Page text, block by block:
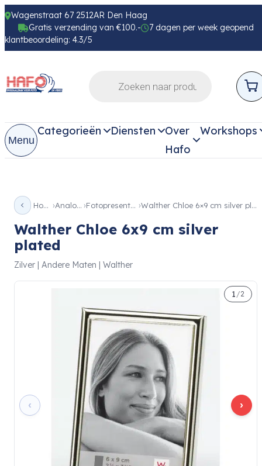
Wagenstraat 67 2512AR Den Haag
Gratis verzending van €100.-
7 dagen per week geopend
klantbeoordeling: 4.3/5
Menu
Categorieën Diensten
Over
Hafo
Workshops
Home Analoog Fotopresentatie Walther Chloe 6×9 cm silver plated
Walther Chloe 6x9 cm silver
plated
Zilver | Andere Maten | Walther
‹ ›
1 /2